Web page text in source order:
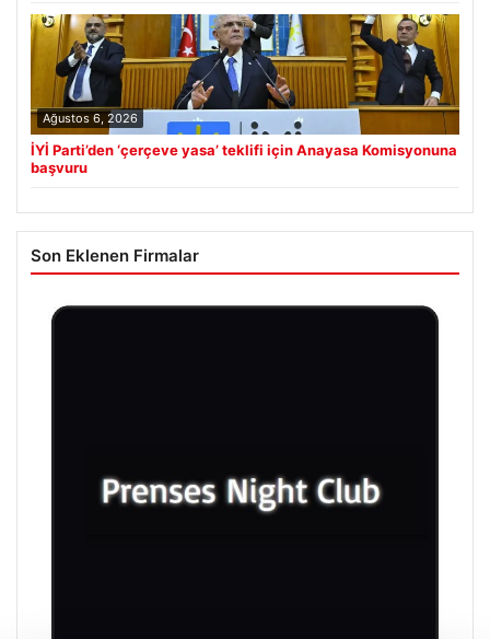
Ağustos 6, 2026
İYİ Parti’den ‘çerçeve yasa’ teklifi için Anayasa Komisyonuna
başvuru
Son Eklenen Firmalar